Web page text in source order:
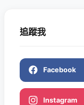
追蹤我
Facebook
Instagram